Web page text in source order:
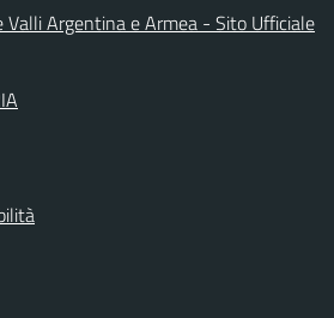
Valli Argentina e Armea - Sito Ufficiale